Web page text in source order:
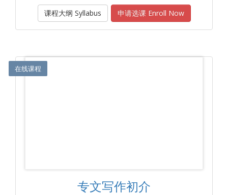
课程大纲 Syllabus 申请选课 Enroll Now
在线课程
专文写作初介